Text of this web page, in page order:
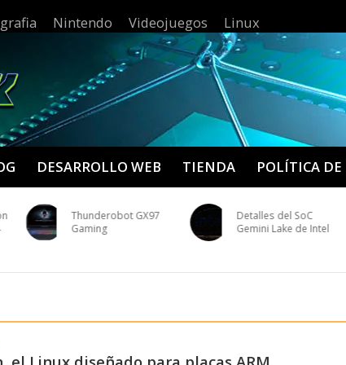
Nintendo Videojuegos Linux
DESARROLLO WEB TIENDA POLÍTICA
Thunderobot GX97
Gaming
Detalles del SoC
Gemini Lake de Intel